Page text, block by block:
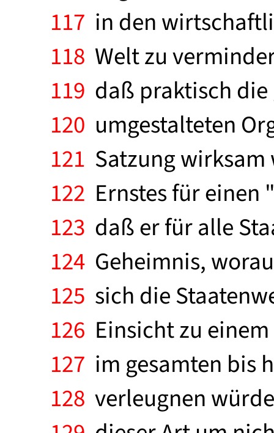
117 in den
118 Welt zu
119 daß praktisch
120 umgestalteten
121 Satzung
122 Ernstes für einen
123 daß er für alle
124 Geheimnis,
125 sich die
126 Einsicht zu
127 im gesamten bis
128 verleugnen